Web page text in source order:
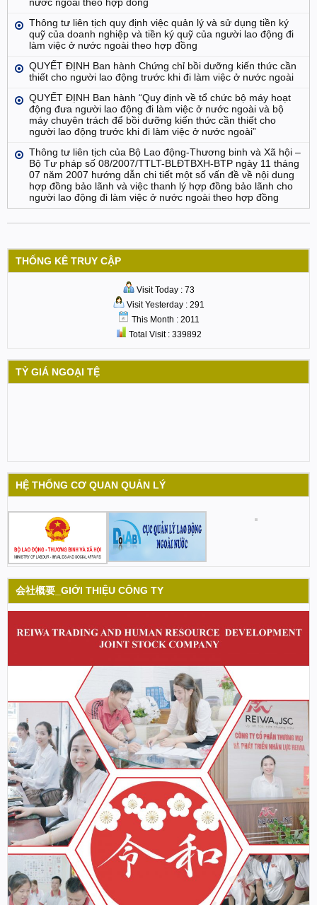
Thông tư liên tịch quy định việc quản lý và sử dụng tiền ký
quỹ của doanh nghiệp và tiền ký quỹ của người lao động đi
làm việc ở nước ngoài theo hợp đồng
QUYẾT ĐỊNH Ban hành Chứng chỉ bồi dưỡng kiến thức cần
thiết cho người lao động trước khi đi làm việc ở nước ngoài
QUYẾT ĐỊNH Ban hành “Quy định về tổ chức bộ máy hoạt
động đưa người lao động đi làm việc ở nước ngoài và bộ
máy chuyên trách để bồi dưỡng kiến thức cần thiết cho
người lao động trước khi đi làm việc ở nước ngoài”
Thông tư liên tịch của Bộ Lao động-Thương binh và Xã hội –
Bộ Tư pháp số 08/2007/TTLT-BLĐTBXH-BTP ngày 11 tháng
07 năm 2007 hướng dẫn chi tiết một số vấn đề về nội dung
hợp đồng bảo lãnh và việc thanh lý hợp đồng bảo lãnh cho
người lao động đi làm việc ở nước ngoài theo hợp đồng
THỐNG KÊ TRUY CẬP
Visit Today : 73
Visit Yesterday : 291
This Month : 2011
Total Visit : 339892
TỶ GIÁ NGOẠI TỆ
HỆ THỐNG CƠ QUAN QUẢN LÝ
会社概要_GIỚI THIỆU CÔNG TY